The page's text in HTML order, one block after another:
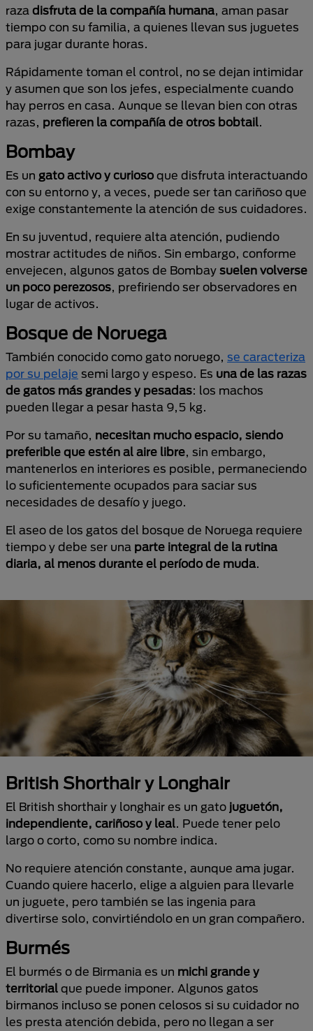
raza disfruta de la compañía humana, aman pasar
tiempo con su familia, a quienes llevan sus juguetes
para jugar durante horas.
Rápidamente toman el control, no se dejan intimidar
y asumen que son los jefes, especialmente cuando
hay perros en casa. Aunque se llevan bien con otras
razas, prefieren la compañía de otros bobtail.
Bombay
Es un gato activo y curioso que disfruta interactuando
con su entorno y, a veces, puede ser tan cariñoso que
exige constantemente la atención de sus cuidadores.
En su juventud, requiere alta atención, pudiendo
mostrar actitudes de niños. Sin embargo, conforme
envejecen, algunos gatos de Bombay suelen volverse
un poco perezosos, prefiriendo ser observadores en
lugar de activos.
Bosque de Noruega
También conocido como gato noruego, se caracteriza
por su pelaje semi largo y espeso. Es una de las razas
de gatos más grandes y pesadas: los machos
pueden llegar a pesar hasta 9,5 kg.
Por su tamaño, necesitan mucho espacio, siendo
preferible que estén al aire libre, sin embargo,
mantenerlos en interiores es posible, permaneciendo
lo suficientemente ocupados para saciar sus
necesidades de desafío y juego.
El aseo de los gatos del bosque de Noruega requiere
tiempo y debe ser una parte integral de la rutina
diaria, al menos durante el período de muda.
British Shorthair y Longhair
El British shorthair y longhair es un gato juguetón,
independiente, cariñoso y leal. Puede tener pelo
largo o corto, como su nombre indica.
No requiere atención constante, aunque ama jugar.
Cuando quiere hacerlo, elige a alguien para llevarle
un juguete, pero también se las ingenia para
divertirse solo, convirtiéndolo en un gran compañero.
Burmés
El burmés o de Birmania es un michi grande y
territorial que puede imponer. Algunos gatos
birmanos incluso se ponen celosos si su cuidador no
les presta atención debida, pero no llegan a ser